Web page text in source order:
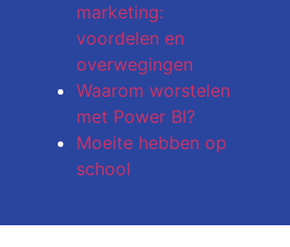
marketing:
voordelen en
overwegingen
Waarom worstelen
met Power BI?
Moeite hebben op
school